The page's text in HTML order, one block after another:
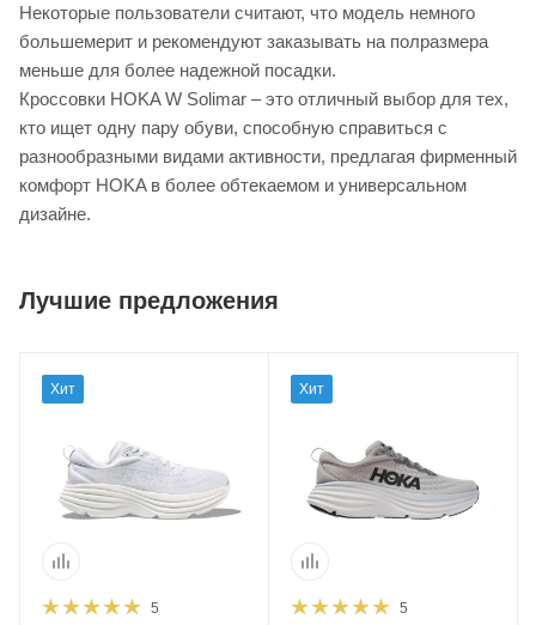
Некоторые пользователи считают, что модель немного
большемерит и рекомендуют заказывать на полразмера
меньше для более надежной посадки.
Кроссовки HOKA W Solimar – это отличный выбор для тех,
кто ищет одну пару обуви, способную справиться с
разнообразными видами активности, предлагая фирменный
комфорт HOKA в более обтекаемом и универсальном
дизайне.
Лучшие предложения
Хит
5
Хит
5